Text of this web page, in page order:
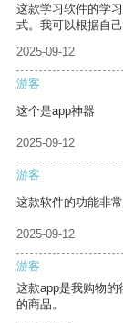
这款学习软件的学
式。我可以根据自
2025-09-12
游客
这个是app神器
2025-09-12
游客
这款软件的功能非
2025-09-12
游客
这款app是我购物
的商品。